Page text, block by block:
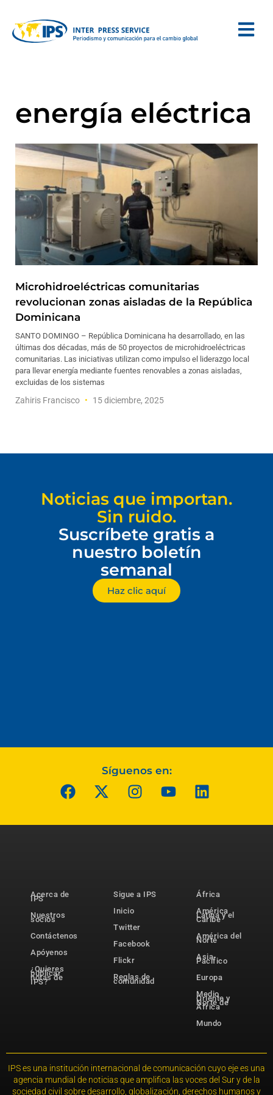
energía eléctrica
Microhidroeléctricas comunitarias
revolucionan zonas aisladas de la República
Dominicana
SANTO DOMINGO – República Dominicana ha desarrollado, en las
últimas dos décadas, más de 50 proyectos de microhidroeléctricas
comunitarias. Las iniciativas utilizan como impulso el liderazgo local
para llevar energía mediante fuentes renovables a zonas aisladas,
excluidas de los sistemas
Zahiris Francisco 15 diciembre, 2025
Noticias que importan.
Sin ruido.
Suscríbete gratis a
nuestro boletín
semanal
Haz clic aquí
Síguenos en:
Acerca de
IPS
Nuestros
socios
Contáctenos
Apóyenos
¿Quieres
publicar
notas de
IPS?
Sigue a IPS
Inicio
Twitter
Facebook
Flickr
Reglas de
comunidad
África
América
Latina y el
Caribe
América del
Norte
Asia-
Pacífico
Europa
Medio
Oriente y
Norte de
África
Mundo
IPS es una institución internacional de comunicación cuyo eje es una
agencia mundial de noticias que amplifica las voces del Sur y de la
sociedad civil sobre desarrollo, globalización, derechos humanos y